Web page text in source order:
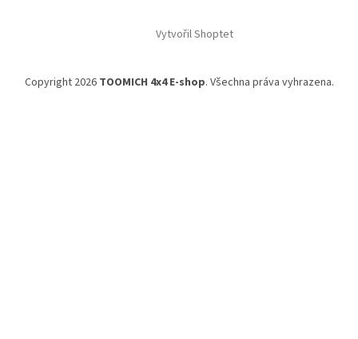
Vytvořil Shoptet
Copyright 2026 TOOMICH 4x4 E-shop. Všechna práva vyhrazena.